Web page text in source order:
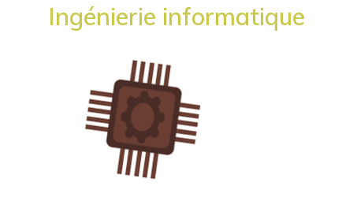
Ingénierie informatique